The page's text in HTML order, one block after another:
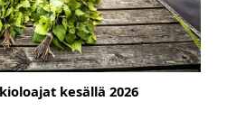
kesällä 2026